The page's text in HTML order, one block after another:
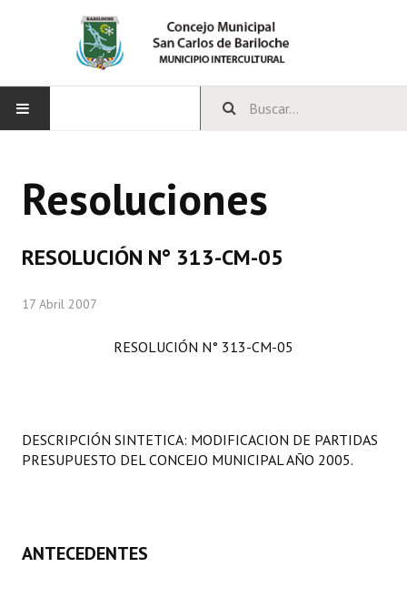
CONCEJO
Comisiones Especiales
LEGISLACIÓN
Constitución Provincial
Resoluciones
RESOLUCIÓN N° 313-CM-05
17 Abril 2007
RESOLUCIÓN N° 313-CM-05
DESCRIPCIÓN SINTETICA: MODIFICACION DE PARTIDAS
PRESUPUESTO DEL CONCEJO MUNICIPAL AÑO 2005.
ANTECEDENTES